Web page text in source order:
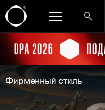
Ссылка баннера
Фирменный стиль